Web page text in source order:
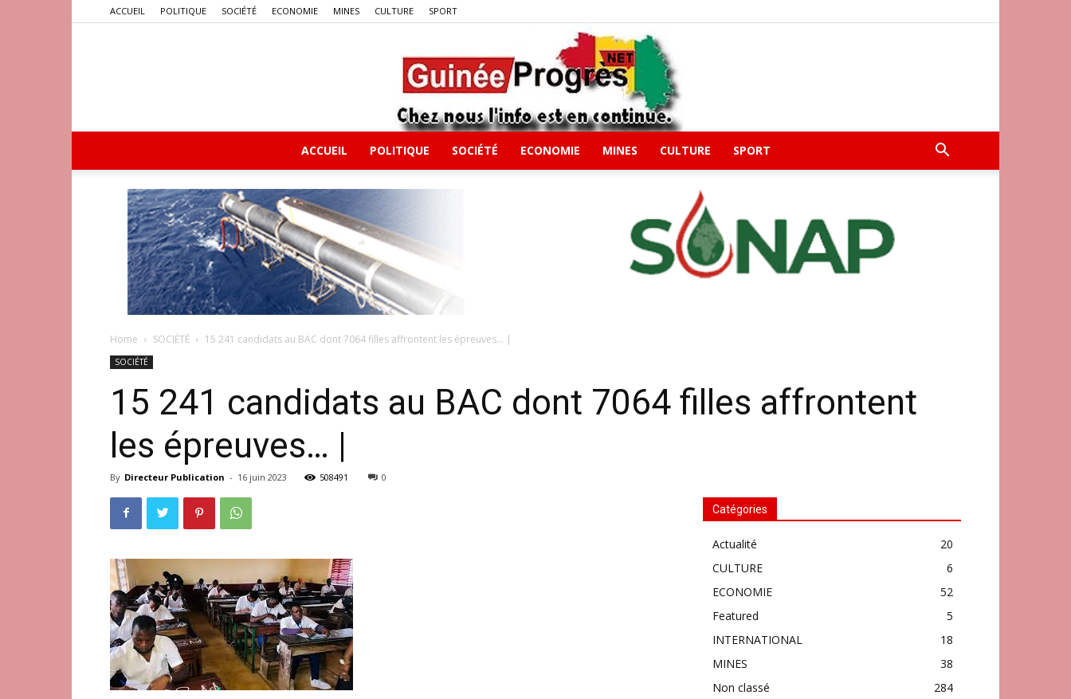
ACCUEIL POLITIQUE SOCIÉTÉ ECONOMIE MINES CULTURE SPORT
ACCUEIL POLITIQUE SOCIÉTÉ ECONOMIE MINES CULTURE SPORT
Home SOCIÉTÉ 15 241 candidats au BAC dont 7064 filles affrontent les épreuves… |
SOCIÉTÉ
15 241 candidats au BAC dont 7064 filles affrontent
les épreuves… |
By Directeur Publication - 16 juin 2023 508491 0
Catégories
Actualité
20
CULTURE
6
ECONOMIE
52
Featured
5
INTERNATIONAL
18
MINES
38
Non classé
284